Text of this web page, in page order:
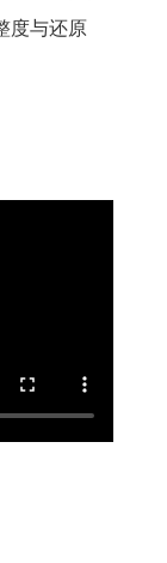
度与还原